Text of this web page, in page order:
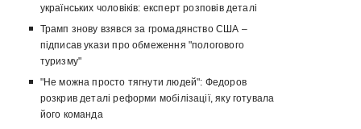
українських чоловіків: експерт розповів деталі
Трамп знову взявся за громадянство США –
підписав укази про обмеження "пологового
туризму"
"Не можна просто тягнути людей": Федоров
розкрив деталі реформи мобілізації, яку готувала
його команда